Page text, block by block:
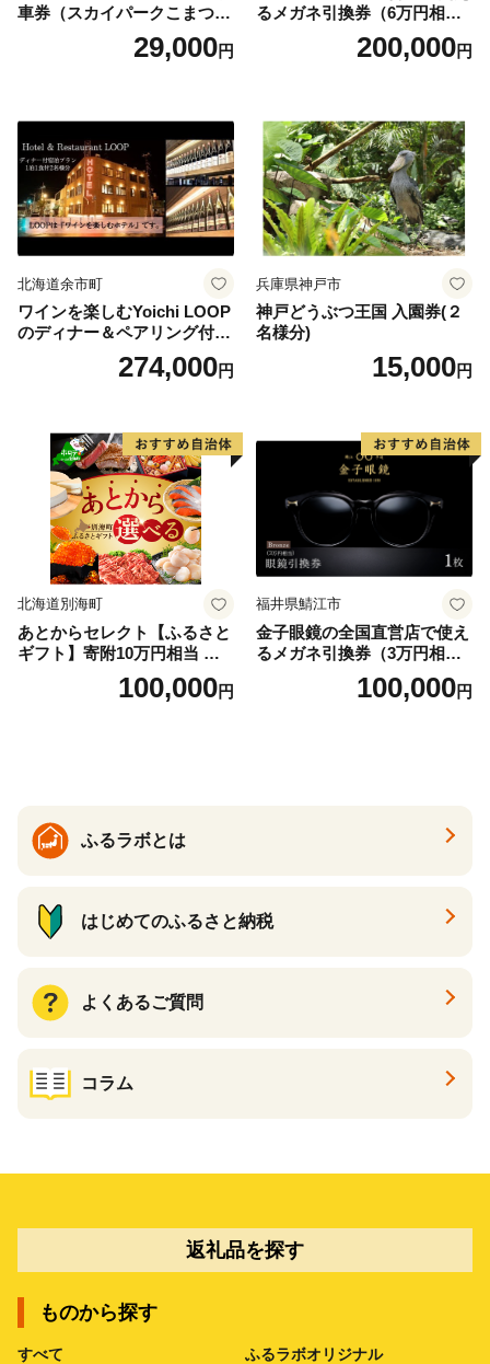
車券（スカイパークこまつ
翼） 駐車場 シャトルバスの
りばすぐ 石川県 小松市
29,000円
るメガネ引換券（6万円相
当） Platinum200,000円
北海道余市町
ワインを楽しむYoichi LOOP
のディナー＆ペアリング付宿
泊プラン＜デラックスツイン
274,000円
兵庫県神戸市
神戸どうぶつ王国 入園券(２
名様分)
15,000円
北海道別海町
あとからセレクト【ふるさと
ギフト】寄附10万円相当 あ
とから選べる！ ギフト いく
ら ほたて 海鮮 牛肉 別海町
ギフト ふるさと納税 ）
100,000円
福井県鯖江市
金子眼鏡の全国直営店で使え
るメガネ引換券（3万円相
100,000円
ふるラボとは
はじめてのふるさと納税
よくあるご質問
コラム
返礼品を探す
ものから探す
すべて ふるラボオリジナル